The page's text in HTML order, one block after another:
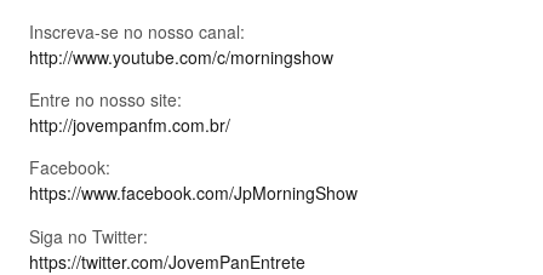
Inscreva-se no nosso canal:
http://www.youtube.com/c/morningshow
Entre no nosso site:
http://jovempanfm.com.br/
Facebook:
https://www.facebook.com/JpMorningShow
Siga no Twitter:
https://twitter.com/JovemPanEntrete